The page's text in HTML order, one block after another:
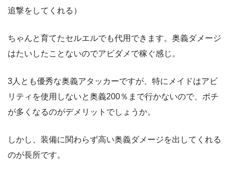
追撃をしてくれる）
ちゃんと育てたセルエルでも代用できます。奥義ダメージ
はたいしたことないのでアビダメで稼ぐ感じ。
3人とも優秀な奥義アタッカーですが、特にメイドはアビ
リティを使用しないと奥義200％まで行かないので、ポチ
が多くなるのがデメリットでしょうか。
しかし、装備に関わらず高い奥義ダメージを出してくれる
のが長所です。